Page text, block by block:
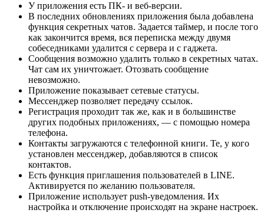
У приложения есть ПК- и веб-версии.
В последних обновлениях приложения была добавлена
функция секретных чатов. Задается таймер, и после того
как закончится время, вся переписка между двумя
собеседниками удалится с сервера и с гаджета.
Сообщения возможно удалить только в секретных чатах.
Чат сам их уничтожает. Отозвать сообщение
невозможно.
Приложение показывает сетевые статусы.
Мессенджер позволяет передачу ссылок.
Регистрация проходит так же, как и в большинстве
других подобных приложениях, — с помощью номера
телефона.
Контакты загружаются с телефонной книги. Те, у кого
установлен мессенджер, добавляются в список
контактов.
Есть функция приглашения пользователей в LINE.
Активируется по желанию пользователя.
Приложение использует push-уведомления. Их
настройка и отключение происходят на экране настроек.